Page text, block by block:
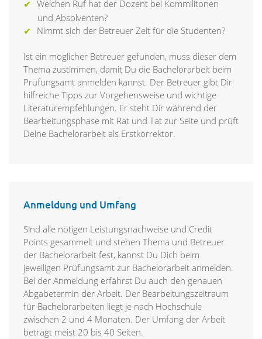
Welchen Ruf hat der Dozent bei Kommilitonen
und Absolventen?
Nimmt sich der Betreuer Zeit für die Studenten?
Ist ein möglicher Betreuer gefunden, muss dieser dem
Thema zustimmen, damit Du die Bachelorarbeit beim
Prüfungsamt anmelden kannst. Der Betreuer gibt Dir
hilfreiche Tipps zur Vorgehensweise und wichtige
Literaturempfehlungen. Er steht Dir während der
Bearbeitungsphase mit Rat und Tat zur Seite und prüft
Deine Bachelorarbeit als Erstkorrektor.
Anmeldung und Umfang
Sind alle nötigen Leistungsnachweise und Credit
Points gesammelt und stehen Thema und Betreuer
der Bachelorarbeit fest, kannst Du Dich beim
jeweiligen Prüfungsamt zur Bachelorarbeit anmelden.
Bei der Anmeldung erfährst Du auch den genauen
Abgabetermin der Arbeit. Der Bearbeitungszeitraum
für Bachelorarbeiten liegt je nach Hochschule
zwischen 2 und 4 Monaten. Der Umfang der Arbeit
beträgt meist 20 bis 40 Seiten.